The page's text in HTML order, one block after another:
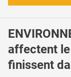
affectent
finissent